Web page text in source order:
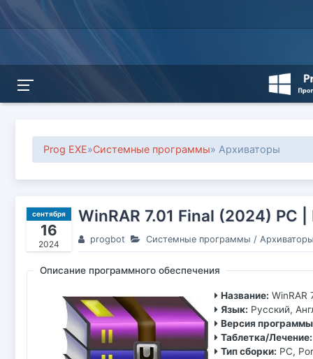
Prog EXE»Системные программы» Архиваторы
сентября
16
2024
WinRAR 7.01 Final (2024) РС
progbot Системные программы /
Описание программного обеспечения
Название: WinRAR
Язык: Русский,
Версия
Таблетка/Лечение:
Тип сборки: PC,